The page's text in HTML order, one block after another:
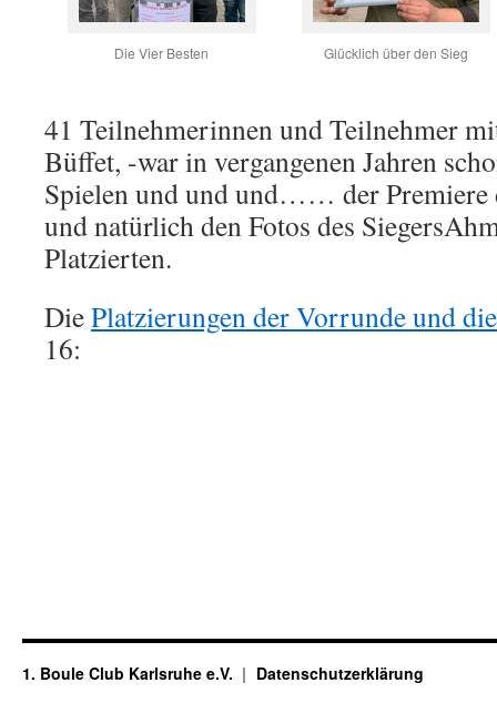
Die Vier Besten Glücklich über den Sieg
41 Teilnehmerinnen und Teilnehmer
Büffet, -war in vergangenen Jahren
Spielen und und und…… der Premiere
und natürlich den Fotos des
Platzierten.
DiePlatzierungen der Vorrunde und
16:
1. Boule Club Karlsruhe e.V. Datenschutzerklärung